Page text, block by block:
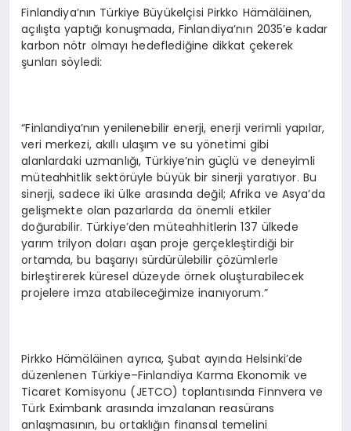
Finlandiya’nın Türkiye Büyükelçisi Pirkko Hämäläinen,
açılışta yaptığı konuşmada, Finlandiya’nın 2035’e kadar
karbon nötr olmayı hedeflediğine dikkat çekerek
şunları söyledi:
“Finlandiya’nın yenilenebilir enerji, enerji verimli yapılar,
veri merkezi, akıllı ulaşım ve su yönetimi gibi
alanlardaki uzmanlığı, Türkiye’nin güçlü ve deneyimli
müteahhitlik sektörüyle büyük bir sinerji yaratıyor. Bu
sinerji, sadece iki ülke arasında değil; Afrika ve Asya’da
gelişmekte olan pazarlarda da önemli etkiler
doğurabilir. Türkiye’den müteahhitlerin 137 ülkede
yarım trilyon doları aşan proje gerçekleştirdiği bir
ortamda, bu başarıyı sürdürülebilir çözümlerle
birleştirerek küresel düzeyde örnek oluşturabilecek
projelere imza atabileceğimize inanıyorum.”
Pirkko Hämäläinen ayrıca, Şubat ayında Helsinki’de
düzenlenen Türkiye–Finlandiya Karma Ekonomik ve
Ticaret Komisyonu (JETCO) toplantısında Finnvera ve
Türk Eximbank arasında imzalanan reasürans
anlaşmasının, bu ortaklığın finansal temelini